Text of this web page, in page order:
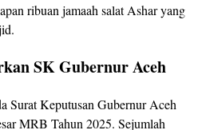
ribuan jamaah salat Ashar yang
SK Gubernur Aceh
Surat Keputusan Gubernur Aceh
MRB Tahun 2025. Sejumlah